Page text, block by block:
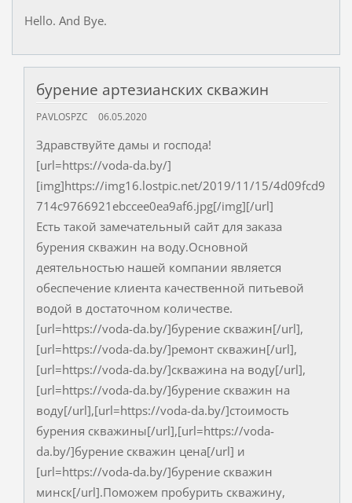
Hello. And Bye.
бурение артезианских скважин
PAVLOSPZC 06.05.2020
Здравствуйте дамы и господа!
[url=https://voda-da.by/]
[img]https://img16.lostpic.net/2019/11/15/4d09fcd9
714c9766921ebccee0ea9af6.jpg[/img][/url]
Есть такой замечательный сайт для заказа
бурения скважин на воду.Основной
деятельностью нашей компании является
обеспечение клиента качественной питьевой
водой в достаточном количестве.
[url=https://voda-da.by/]бурение скважин[/url],
[url=https://voda-da.by/]ремонт скважин[/url],
[url=https://voda-da.by/]скважина на воду[/url],
[url=https://voda-da.by/]бурение скважин на
воду[/url],[url=https://voda-da.by/]стоимость
бурения скважины[/url],[url=https://voda-
da.by/]бурение скважин цена[/url] и
[url=https://voda-da.by/]бурение скважин
минск[/url].Поможем пробурить скважину,